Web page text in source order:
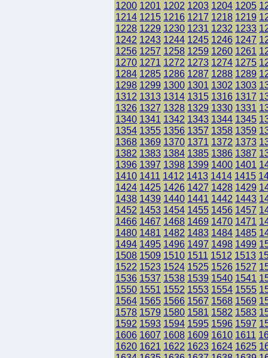
1200 1201 1202 1203 1204 1205
1214 1215 1216 1217 1218 1219
1228 1229 1230 1231 1232 1233
1242 1243 1244 1245 1246 1247
1256 1257 1258 1259 1260 1261
1270 1271 1272 1273 1274 1275
1284 1285 1286 1287 1288 1289
1298 1299 1300 1301 1302 1303
1312 1313 1314 1315 1316 1317
1326 1327 1328 1329 1330 1331
1340 1341 1342 1343 1344 1345
1354 1355 1356 1357 1358 1359
1368 1369 1370 1371 1372 1373
1382 1383 1384 1385 1386 1387
1396 1397 1398 1399 1400 1401
1410 1411 1412 1413 1414 1415
1424 1425 1426 1427 1428 1429
1438 1439 1440 1441 1442 1443
1452 1453 1454 1455 1456 1457
1466 1467 1468 1469 1470 1471
1480 1481 1482 1483 1484 1485
1494 1495 1496 1497 1498 1499
1508 1509 1510 1511 1512 1513
1522 1523 1524 1525 1526 1527
1536 1537 1538 1539 1540 1541
1550 1551 1552 1553 1554 1555
1564 1565 1566 1567 1568 1569
1578 1579 1580 1581 1582 1583
1592 1593 1594 1595 1596 1597
1606 1607 1608 1609 1610 1611
1620 1621 1622 1623 1624 1625